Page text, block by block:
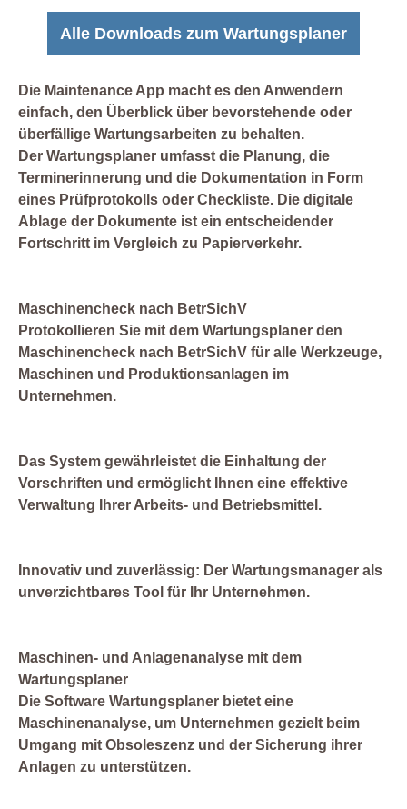
Alle Downloads zum Wartungsplaner
Die Maintenance App macht es den Anwendern
einfach, den Überblick über bevorstehende oder
überfällige Wartungsarbeiten zu behalten.
Der Wartungsplaner umfasst die Planung, die
Terminerinnerung und die Dokumentation in Form
eines Prüfprotokolls oder Checkliste. Die digitale
Ablage der Dokumente ist ein entscheidender
Fortschritt im Vergleich zu Papierverkehr.
Maschinencheck nach BetrSichV
Protokollieren Sie mit dem Wartungsplaner den
Maschinencheck nach BetrSichV für alle Werkzeuge,
Maschinen und Produktionsanlagen im
Unternehmen.
Das System gewährleistet die Einhaltung der
Vorschriften und ermöglicht Ihnen eine effektive
Verwaltung Ihrer Arbeits- und Betriebsmittel.
Innovativ und zuverlässig: Der Wartungsmanager als
unverzichtbares Tool für Ihr Unternehmen.
Maschinen- und Anlagenanalyse mit dem
Wartungsplaner
Die Software Wartungsplaner bietet eine
Maschinenanalyse, um Unternehmen gezielt beim
Umgang mit Obsoleszenz und der Sicherung ihrer
Anlagen zu unterstützen.